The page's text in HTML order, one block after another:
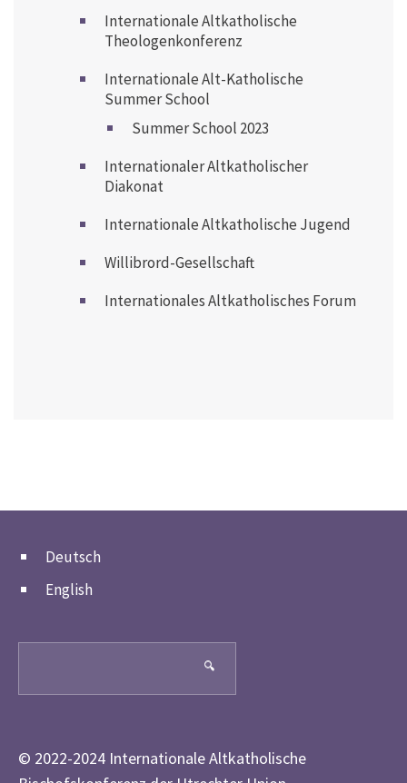
Internationale Altkatholische
Theologenkonferenz
Internationale Alt-Katholische
Summer School
Summer School 2023
Internationaler Altkatholischer
Diakonat
Internationale Altkatholische Jugend
Willibrord-Gesellschaft
Internationales Altkatholisches Forum
Deutsch
English
🔍
© 2022-2024 Internationale Altkatholische